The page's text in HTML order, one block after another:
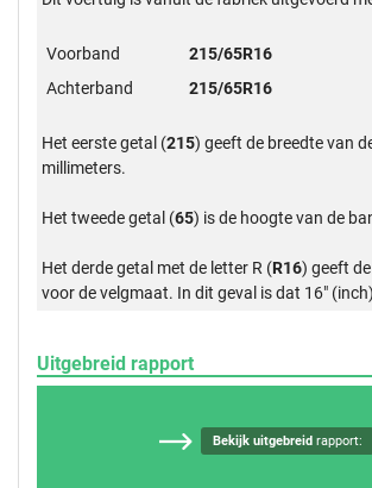
Voorband
215/65R16
Achterband
215/65R16
Het eerste getal (215) geeft de breedte van
millimeters.
Het tweede getal (65) is de hoogte van de
Het derde getal met de letter R (R16) geeft
voor de velgmaat. In dit geval is dat 16"
Uitgebreid rapport
Bekijk uitgebreid rapport: